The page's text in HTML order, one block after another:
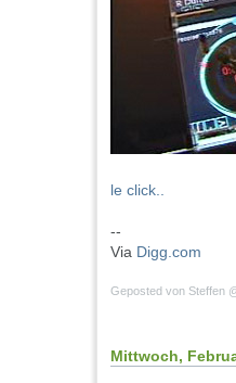
le click..
--
Via Digg.com
Geposted von Steffen
Mittwoch,